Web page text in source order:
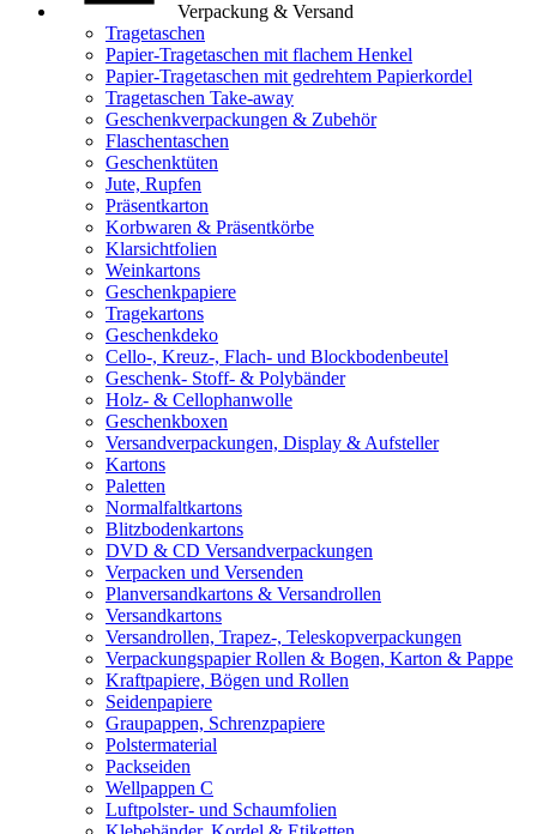
Verpackung & Versand
Tragetaschen
Papier-Tragetaschen mit flachem Henkel
Papier-Tragetaschen mit gedrehtem Papierkordel
Tragetaschen Take-away
Geschenkverpackungen & Zubehör
Flaschentaschen
Geschenktüten
Jute, Rupfen
Präsentkarton
Korbwaren & Präsentkörbe
Klarsichtfolien
Weinkartons
Geschenkpapiere
Tragekartons
Geschenkdeko
Cello-, Kreuz-, Flach- und Blockbodenbeutel
Geschenk- Stoff- & Polybänder
Holz- & Cellophanwolle
Geschenkboxen
Versandverpackungen, Display & Aufsteller
Kartons
Paletten
Normalfaltkartons
Blitzbodenkartons
DVD & CD Versandverpackungen
Verpacken und Versenden
Planversandkartons & Versandrollen
Versandkartons
Versandrollen, Trapez-, Teleskopverpackungen
Verpackungspapier Rollen & Bogen, Karton & Pappe
Kraftpapiere, Bögen und Rollen
Seidenpapiere
Graupappen, Schrenzpapiere
Polstermaterial
Packseiden
Wellpappen C
Luftpolster- und Schaumfolien